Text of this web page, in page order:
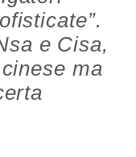
e Cisa,
ma